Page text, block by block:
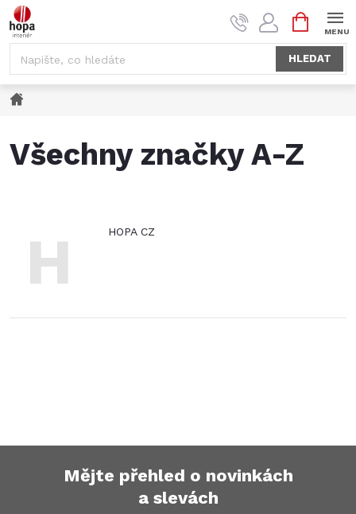
Přejít
na
HLEDAT
NÁKUPNÍ
KOŠÍK
Všechny značky A-Z
H HOPA CZ
Mějte přehled o novinkách
a slevách